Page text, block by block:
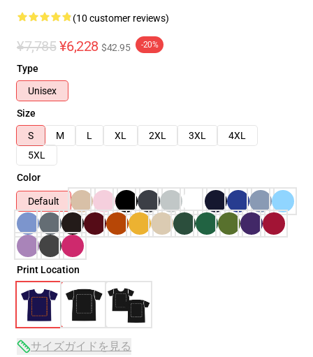
(10 customer reviews)
¥7,785 ¥6,228 $42.95 -20%
Type
Unisex
Size
S
M L XL 2XL 3XL
4XL
5XL
Color
Default
Print Location
サイズガイドを見る